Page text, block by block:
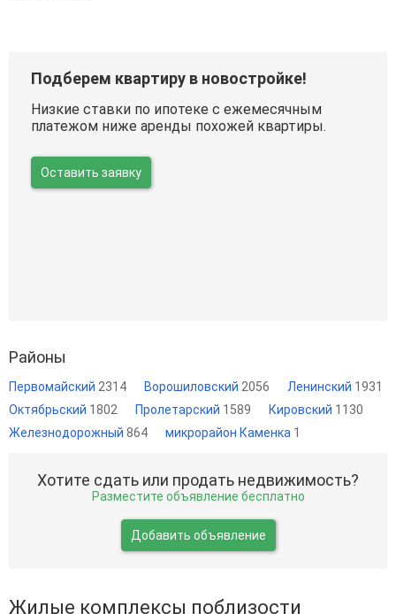
Подберем квартиру в новостройке!
Низкие ставки по ипотеке с ежемесячным
платежом ниже аренды похожей квартиры.
Оставить заявку
Районы
Первомайский 2314 Ворошиловский 2056 Ленинский 1931
Октябрьский 1802 Пролетарский 1589 Кировский 1130
Железнодорожный 864 микрорайон Каменка 1
Хотите сдать или продать недвижимость?
Разместите объявление бесплатно
Добавить объявление
Жилые комплексы поблизости